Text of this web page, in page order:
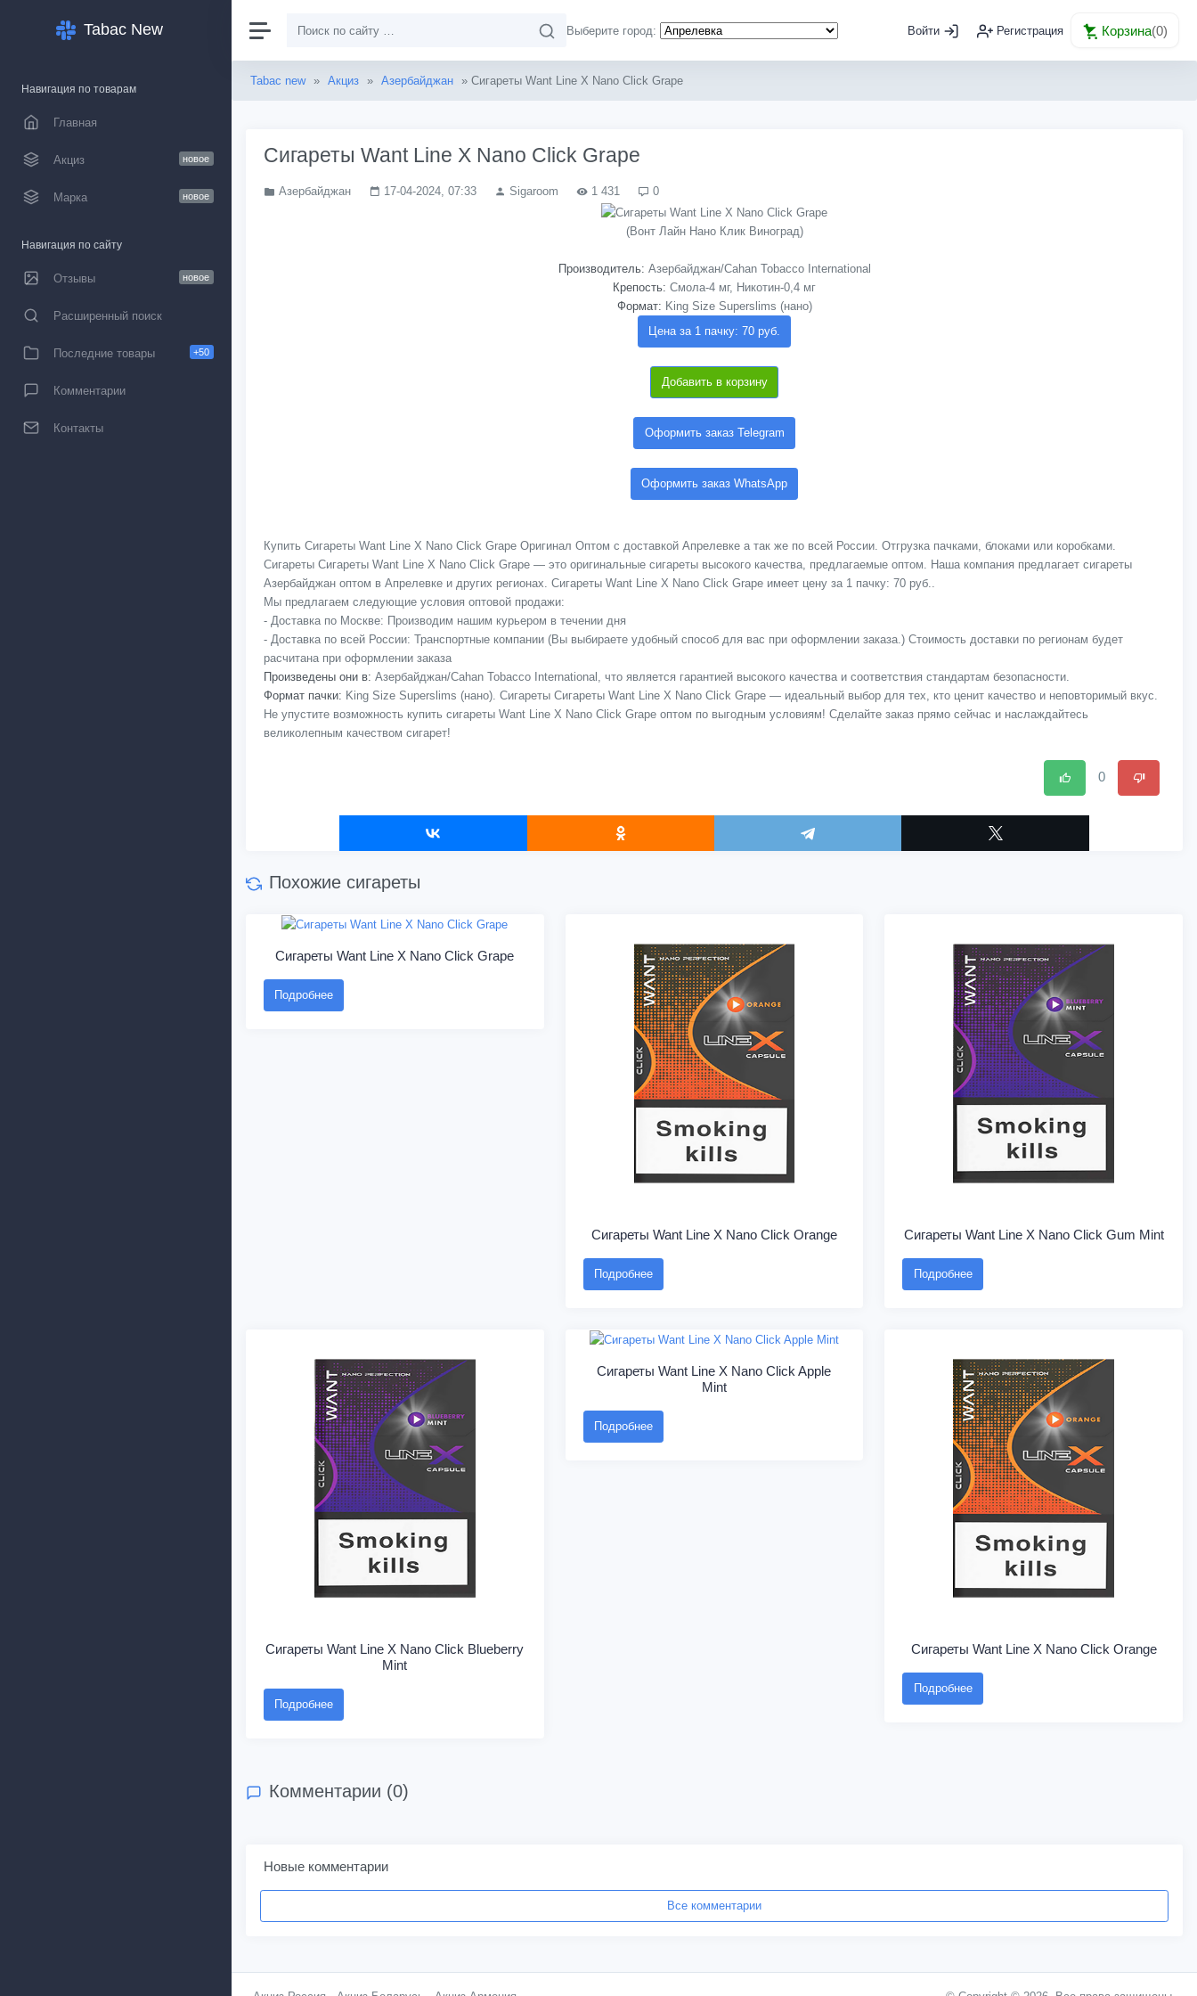
Tabac New
Навигация по товарам
Главная
Акциз новое
Марка новое
Навигация по сайту
Отзывы новое
Расширенный поиск
Последние товары +50
Комментарии
Контакты
Выберите город: Войти Регистрация Корзина(0)
Tabac new » Акциз » Азербайджан » Сигареты Want Line X Nano Click Grape
Сигареты Want Line X Nano Click Grape
Азербайджан 17-04-2024, 07:33 Sigaroom 1 431 0
(Вонт Лайн Нано Клик Виноград)
Производитель: Азербайджан/Cahan Tobacco International
Крепость: Смола-4 мг, Никотин-0,4 мг
Формат: King Size Superslims (нано)
Цена за 1 пачку: 70 руб.
Добавить в корзину
Оформить заказ Telegram
Оформить заказ WhatsApp
Купить Сигареты Want Line X Nano Click Grape Оригинал Оптом с доставкой Апрелевке а так же по всей России. Отгрузка пачками, блоками или коробками.
Сигареты Сигареты Want Line X Nano Click Grape — это оригинальные сигареты высокого качества, предлагаемые оптом. Наша компания предлагает сигареты
Азербайджан оптом в Апрелевке и других регионах. Сигареты Want Line X Nano Click Grape имеет цену за 1 пачку: 70 руб..
Мы предлагаем следующие условия оптовой продажи:
- Доставка по Москве: Производим нашим курьером в течении дня
- Доставка по всей России: Транспортные компании (Вы выбираете удобный способ для вас при оформлении заказа.) Стоимость доставки по регионам будет
расчитана при оформлении заказа
Произведены они в: Азербайджан/Cahan Tobacco International, что является гарантией высокого качества и соответствия стандартам безопасности.
Формат пачки: King Size Superslims (нано). Сигареты Сигареты Want Line X Nano Click Grape — идеальный выбор для тех, кто ценит качество и неповторимый вкус.
Не упустите возможность купить сигареты Want Line X Nano Click Grape оптом по выгодным условиям! Сделайте заказ прямо сейчас и наслаждайтесь
великолепным качеством сигарет!
0
Похожие сигареты
Сигареты Want Line X Nano Click Grape
Подробнее
Сигареты Want Line X Nano Click Orange
Подробнее
Сигареты Want Line X Nano Click Gum Mint
Подробнее
Сигареты Want Line X Nano Click Blueberry
Mint
Подробнее
Сигареты Want Line X Nano Click Apple
Mint
Подробнее
Сигареты Want Line X Nano Click Orange
Подробнее
Комментарии (0)
Новые комментарии
Все комментарии